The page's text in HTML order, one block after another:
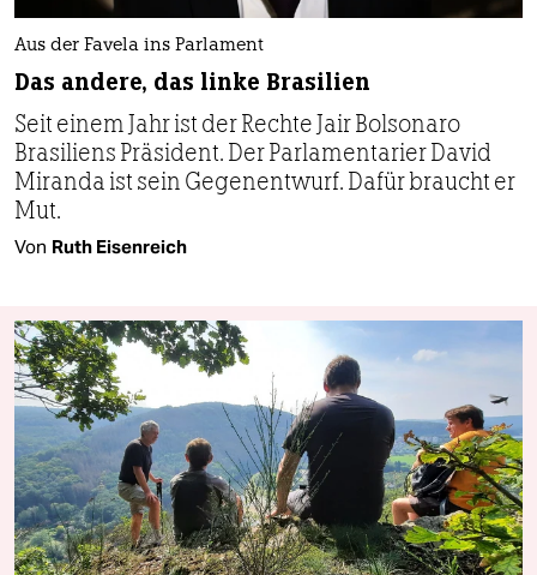
Aus der Favela ins Parlament
Das andere, das linke Brasilien
Seit einem Jahr ist der Rechte Jair Bolsonaro
Brasiliens Präsident. Der Parlamentarier David
Miranda ist sein Gegenentwurf. Dafür braucht er
Mut.
Von Ruth Eisenreich